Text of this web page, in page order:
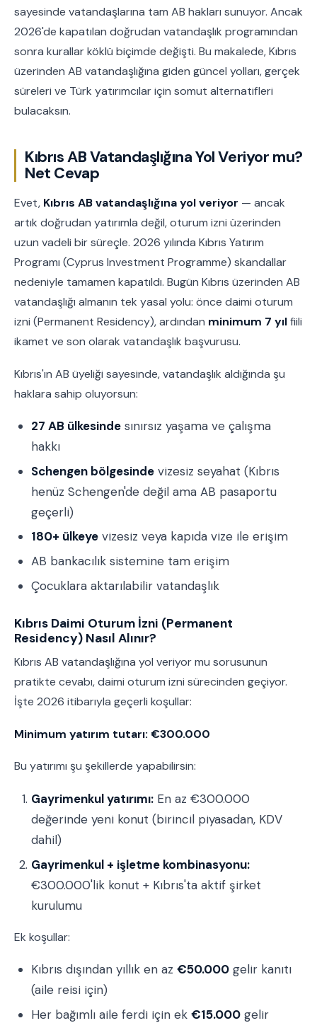
sayesinde vatandaşlarına tam AB hakları sunuyor. Ancak
2026'de kapatılan doğrudan vatandaşlık programından
sonra kurallar köklü biçimde değişti. Bu makalede, Kıbrıs
üzerinden AB vatandaşlığına giden güncel yolları, gerçek
süreleri ve Türk yatırımcılar için somut alternatifleri
bulacaksın.
Kıbrıs AB Vatandaşlığına Yol Veriyor mu?
Net Cevap
Evet, Kıbrıs AB vatandaşlığına yol veriyor — ancak
artık doğrudan yatırımla değil, oturum izni üzerinden
uzun vadeli bir süreçle. 2026 yılında Kıbrıs Yatırım
Programı (Cyprus Investment Programme) skandallar
nedeniyle tamamen kapatıldı. Bugün Kıbrıs üzerinden AB
vatandaşlığı almanın tek yasal yolu: önce daimi oturum
izni (Permanent Residency), ardından minimum 7 yılfiili
ikamet ve son olarak vatandaşlık başvurusu.
Kıbrıs'ın AB üyeliği sayesinde, vatandaşlık aldığında şu
haklara sahip oluyorsun:
27 AB ülkesinde sınırsız yaşama ve çalışma
hakkı
Schengen bölgesinde vizesiz seyahat (Kıbrıs
henüz Schengen'de değil ama AB pasaportu
geçerli)
180+ ülkeye vizesiz veya kapıda vize ile erişim
AB bankacılık sistemine tam erişim
Çocuklara aktarılabilir vatandaşlık
Kıbrıs Daimi Oturum İzni (Permanent
Residency) Nasıl Alınır?
Kıbrıs AB vatandaşlığına yol veriyor mu sorusunun
pratikte cevabı, daimi oturum izni sürecinden geçiyor.
İşte 2026 itibarıyla geçerli koşullar:
Minimum yatırım tutarı: €300.000
Bu yatırımı şu şekillerde yapabilirsin:
Gayrimenkul yatırımı: En az €300.000
değerinde yeni konut (birincil piyasadan, KDV
dahil)
Gayrimenkul + işletme kombinasyonu:
€300.000'lik konut + Kıbrıs'ta aktif şirket
kurulumu
Ek koşullar:
Kıbrıs dışından yıllık en az €50.000 gelir kanıtı
(aile reisi için)
Her bağımlı aile ferdi için ek €15.000 gelir